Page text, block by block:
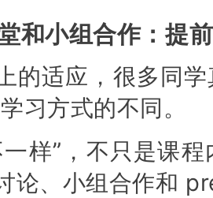
和小组合作：提
的适应，很多同
学习方式的不同。
样”，不只是课
论、小组合作和